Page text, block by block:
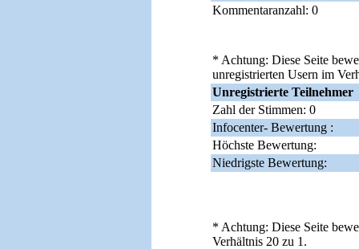
Kommentaranzahl: 0
* Achtung: Diese Seite
unregistrierten Usern im
Unregistrierte Teilnehmer
Zahl der Stimmen: 0
Infocenter- Bewertung :
Höchste Bewertung:
Niedrigste Bewertung:
* Achtung: Diese Seite
Verhältnis 20 zu 1.